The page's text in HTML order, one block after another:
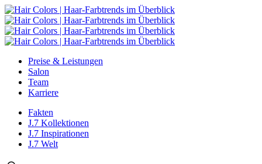
Preise & Leistungen
Salon
Team
Karriere
Fakten
J.7 Kollektionen
J.7 Inspirationen
J.7 Welt